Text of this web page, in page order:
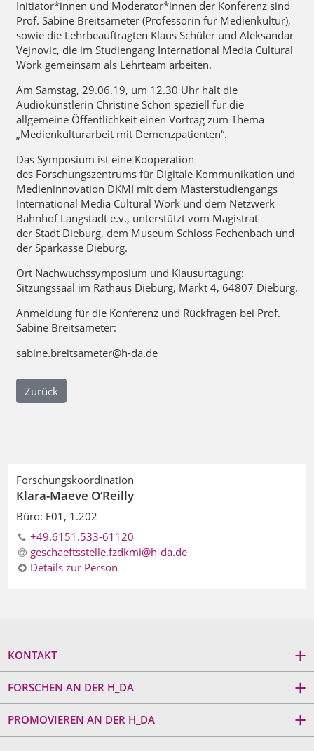
Initiator*innen und Moderator*innen der Konferenz sind
Prof. Sabine Breitsameter (Professorin für Medienkultur),
sowie die Lehrbeauftragten Klaus Schüler und Aleksandar
Vejnovic, die im Studiengang International Media Cultural
Work gemeinsam als Lehrteam arbeiten.
Am Samstag, 29.06.19, um 12.30 Uhrhält die
Audiokünstlerin Christine Schön speziell für die
allgemeine Öffentlichkeit einen Vortrag zum Thema
„Medienkulturarbeit mit Demenzpatienten“.
Das Symposium ist eine Kooperation
des Forschungszentrums für Digitale Kommunikation und
Medieninnovation DKMI mit dem Masterstudiengangs
International Media Cultural Work und dem Netzwerk
Bahnhof Langstadt e.v., unterstützt vom Magistrat
der Stadt Dieburg, dem Museum Schloss Fechenbach und
der Sparkasse Dieburg.
Ort Nachwuchssymposium und Klausurtagung:
Sitzungssaal im Rathaus Dieburg, Markt 4, 64807 Dieburg.
Anmeldung für die Konferenz und Rückfragen bei Prof.
Sabine Breitsameter:
sabine.breitsameter@h-da.de
Zurück
Forschungskoordination
Klara-Maeve O‘Reilly
Büro: F01, 1.202
+49.6151.533-61120
geschaeftsstelle.fzdkmi@h-da.de
Details zur Person
KONTAKT
FORSCHEN AN DER H_DA
PROMOVIEREN AN DER H_DA